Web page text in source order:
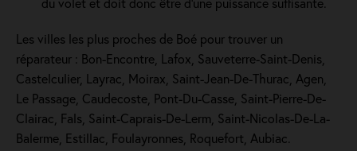
Les villes les plus proches de Boé pour trouver un
réparateur : Bon-Encontre, Lafox, Sauveterre-Saint-Denis,
Castelculier, Layrac, Moirax, Saint-Jean-De-Thurac, Agen,
Le Passage, Caudecoste, Pont-Du-Casse, Saint-Pierre-De-
Clairac, Fals, Saint-Caprais-De-Lerm, Saint-Nicolas-De-La-
Balerme, Estillac, Foulayronnes, Roquefort, Aubiac.